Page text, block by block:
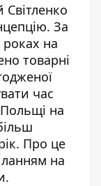
Світленко
За
на
товарні
час
на
Про це
на
.